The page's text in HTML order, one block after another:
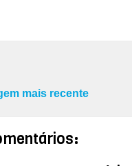
mais recente